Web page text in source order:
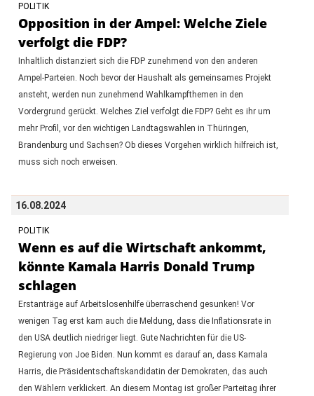
POLITIK
Opposition in der Ampel: Welche Ziele
verfolgt die FDP?
Inhaltlich distanziert sich die FDP zunehmend von den anderen
Ampel-Parteien. Noch bevor der Haushalt als gemeinsames Projekt
ansteht, werden nun zunehmend Wahlkampfthemen in den
Vordergrund gerückt. Welches Ziel verfolgt die FDP? Geht es ihr um
mehr Profil, vor den wichtigen Landtagswahlen in Thüringen,
Brandenburg und Sachsen? Ob dieses Vorgehen wirklich hilfreich ist,
muss sich noch erweisen.
16.08.2024
POLITIK
Wenn es auf die Wirtschaft ankommt,
könnte Kamala Harris Donald Trump
schlagen
Erstanträge auf Arbeitslosenhilfe überraschend gesunken! Vor
wenigen Tag erst kam auch die Meldung, dass die Inflationsrate in
den USA deutlich niedriger liegt. Gute Nachrichten für die US-
Regierung von Joe Biden. Nun kommt es darauf an, dass Kamala
Harris, die Präsidentschaftskandidatin der Demokraten, das auch
den Wählern verklickert. An diesem Montag ist großer Parteitag ihrer